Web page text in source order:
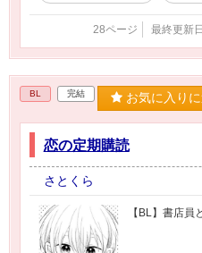
28ページ 最終更新
BL 完結 お気に入り
恋の定期購読
さとくら
【BL】書店員